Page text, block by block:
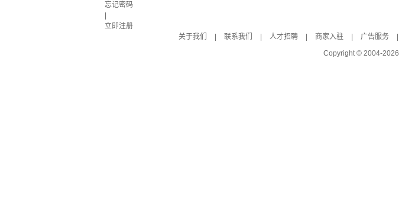
忘记密码
立即注册
关于我们
联系我们 人才招聘 商家入驻 广告服务
Copyright © 2004-2026